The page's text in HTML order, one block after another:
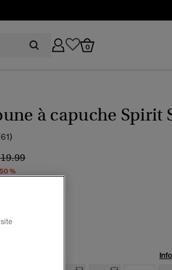
0
à capuche Spirit
réduit de
à
%